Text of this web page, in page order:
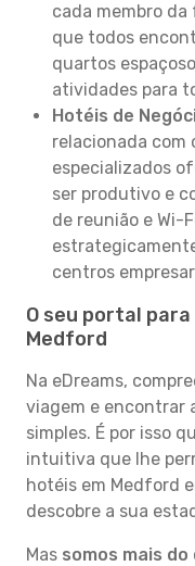
cada membro
que todos
quartos
atividades para
Hotéis de
relacionada com
especializados
ser produtivo e
de reunião e Wi-
centros
O seu portal
Medford
Na eDreams,
viagem e encontrar
simples. É por isso
intuitiva que lhe
hotéis em Medford
descobre a sua
Mas somos mais